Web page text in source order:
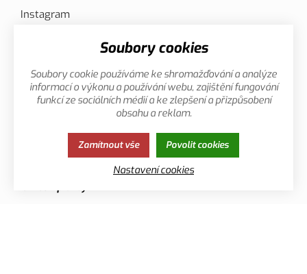
Instagram
Kontakt
Poděbradská 260/59, 198
Tel:800 887 777
E-mail:eshop@canis.cz
Soubory cookies
Soubory cookie používáme ke shromažďování a analýze
informací o výkonu a používání webu, zajištění fungování
funkcí ze sociálních médií a ke zlepšení a přizpůsobení
obsahu a reklam.
Zamítnout vše Povolit cookies
Nastavení cookies